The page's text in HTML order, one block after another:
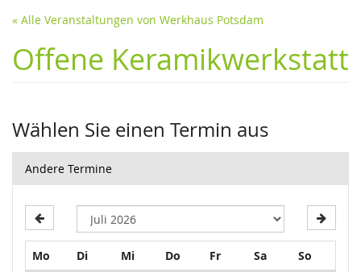
« Alle Veranstaltungen von Werkhaus Potsdam
Offene Keramikwerkstatt
Wählen Sie einen Termin aus
Andere Termine
Mo Montag
DiDienstag
MiMittwoch
Do Donnerstag
FrFreitagSaSamstag
So